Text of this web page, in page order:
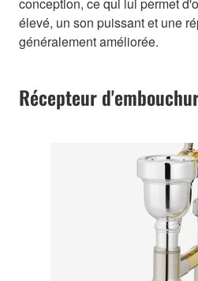
conception, ce qui lui permet
élevé, un son puissant et une
généralement améliorée.
Récepteur